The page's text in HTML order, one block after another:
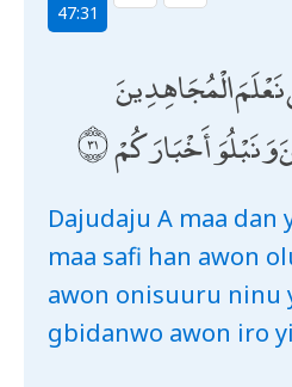
47:31
الْمُجَاهِدِينَ
أَخْبَارَكُمْ
Dajudaju A maa dan
maa safi han awon
awon onisuuru ninu
gbidanwo awon iro